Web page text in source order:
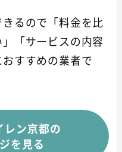
るので「料金を比
「サービスの内容
すすめの業者で
レン京都の
を見る